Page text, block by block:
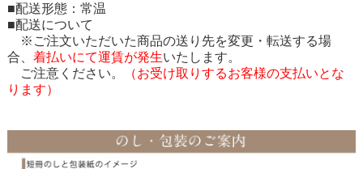
■配送形態：常温
■配送について
※ご注文いただいた商品の送り先を変更・転送する場
合、 着払いにて運賃が発生いたします。
ご注意ください。
（お受け取りするお客様の支払いとな
ります）